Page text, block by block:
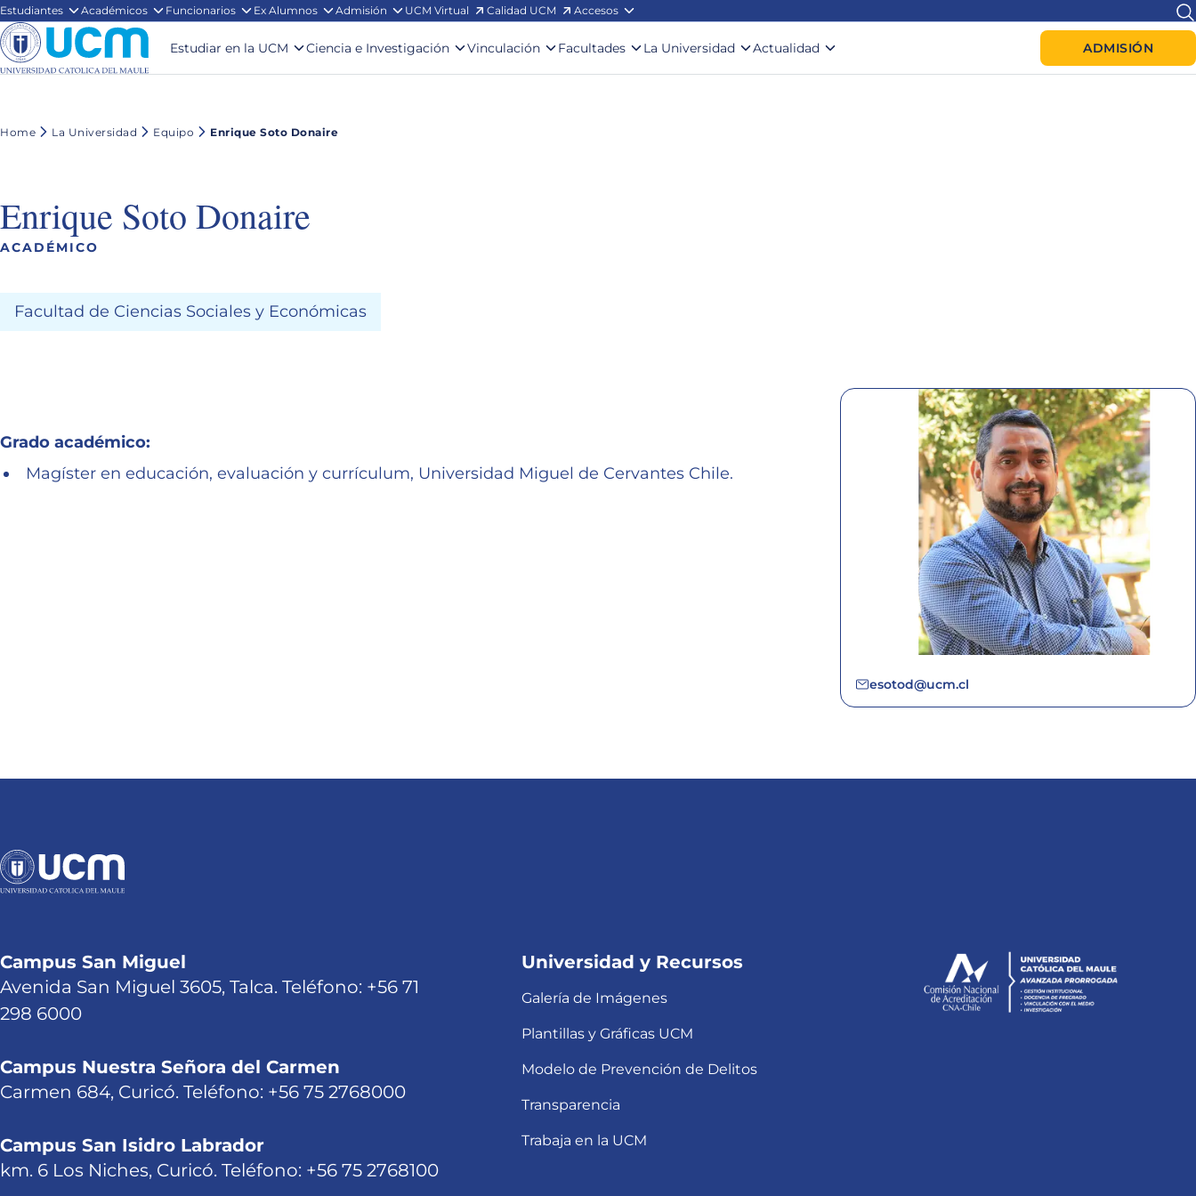
Estudiantes Académicos Funcionarios Ex Alumnos Admisión UCM Virtual Calidad UCM Accesos
Estudiar en la UCM Ciencia e Investigación Vinculación Facultades La Universidad Actualidad ADMISIÓN
Home La Universidad Equipo Enrique Soto Donaire
Enrique Soto Donaire
ACADÉMICO
Facultad de Ciencias Sociales y Económicas
Grado académico:
Magíster en educación, evaluación y currículum, Universidad Miguel de Cervantes Chile.
esotod@ucm.cl
Campus San Miguel
Avenida San Miguel 3605, Talca. Teléfono: +56 71
298 6000
Campus Nuestra Señora del Carmen
Carmen 684, Curicó. Teléfono: +56 75 2768000
Campus San Isidro Labrador
km. 6 Los Niches, Curicó. Teléfono: +56 75 2768100
Universidad y Recursos
Galería de Imágenes
Plantillas y Gráficas UCM
Modelo de Prevención de Delitos
Transparencia
Trabaja en la UCM